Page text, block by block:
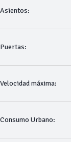
Asientos:
Puertas:
Velocidad máxima:
Consumo Urbano: